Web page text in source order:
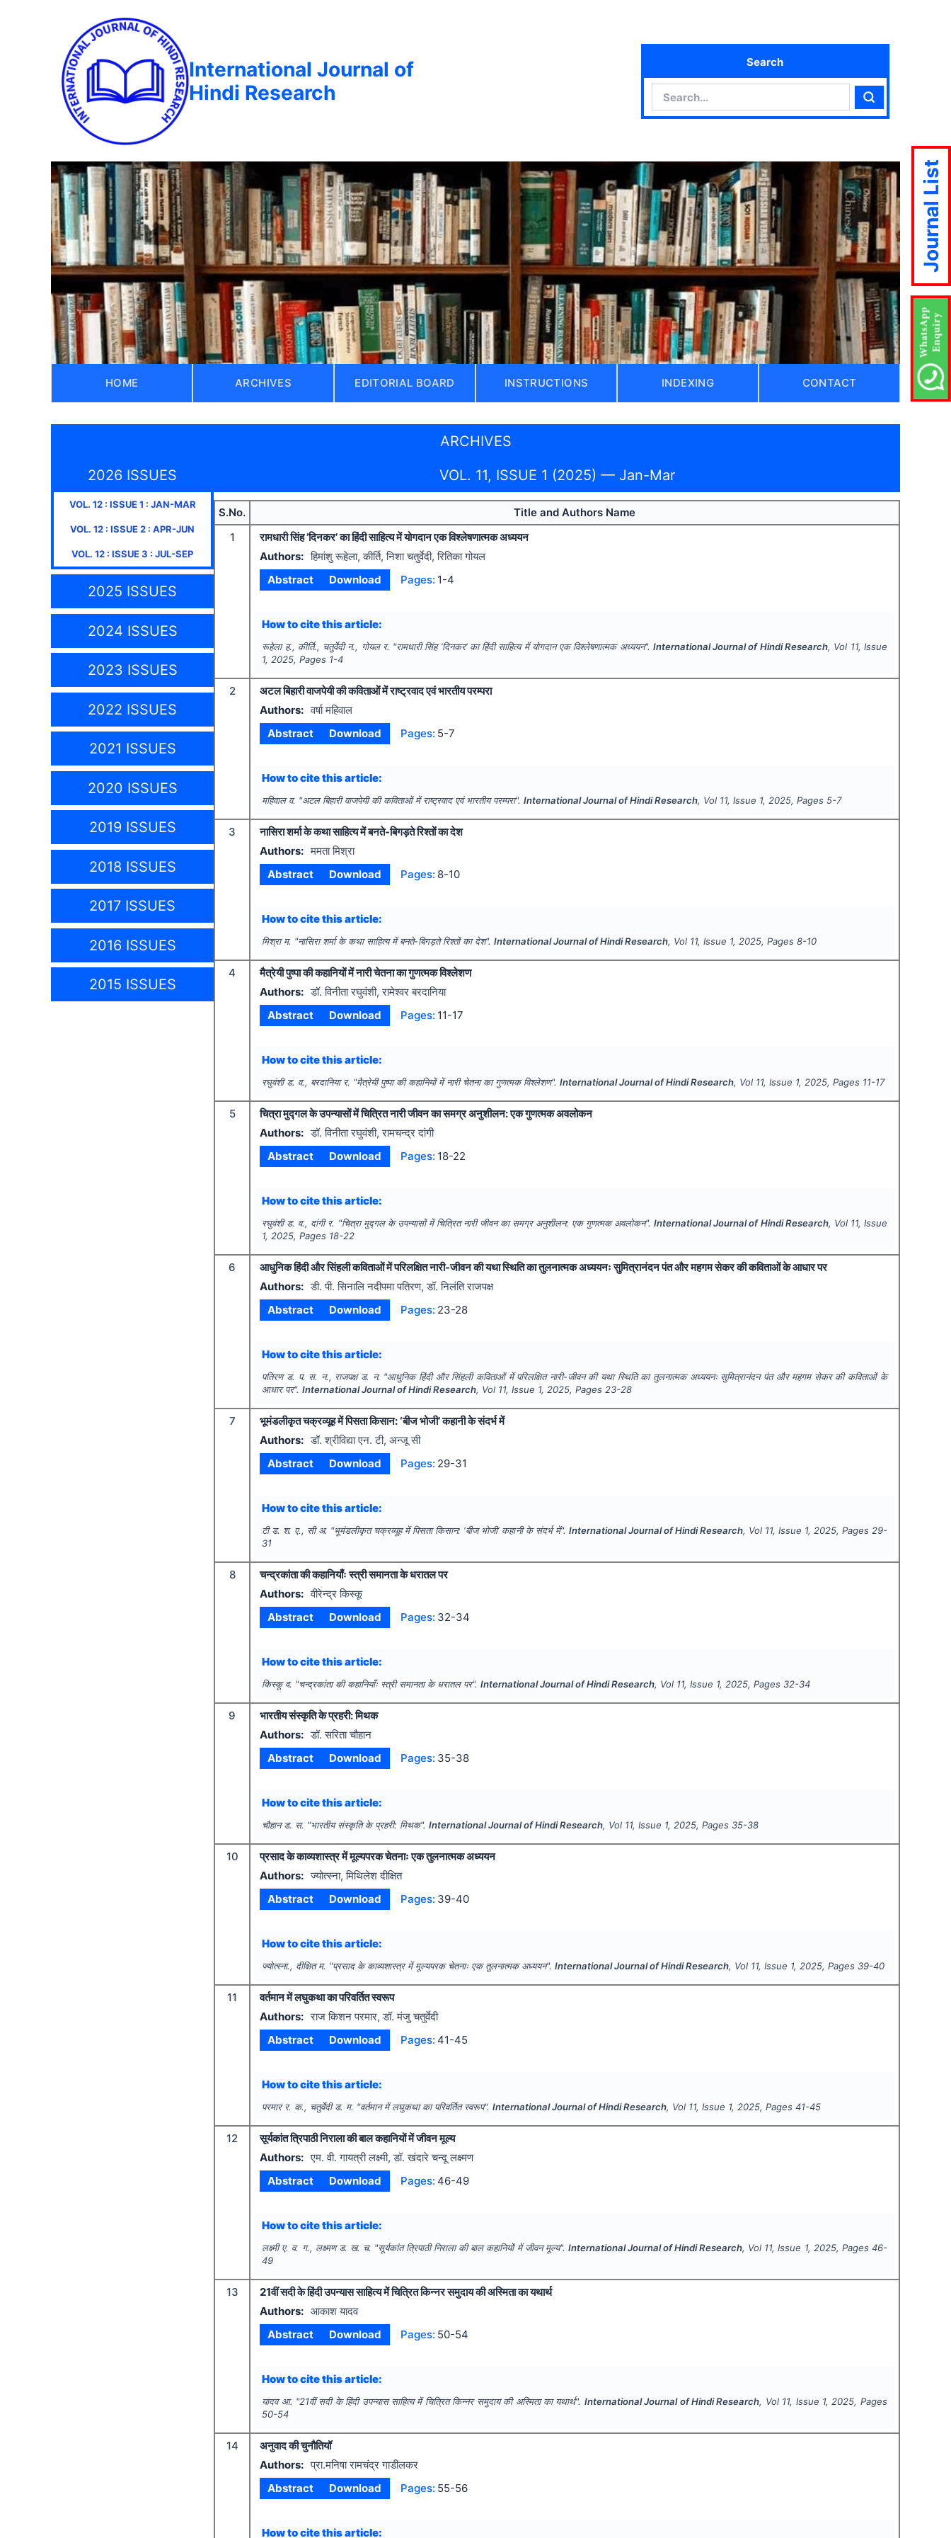
International Journal of
Hindi Research
Search
Search
HOME ARCHIVES EDITORIAL BOARD INSTRUCTIONS INDEXING CONTACT
ARCHIVES
2026 ISSUES
VOL. 12: ISSUE1 : JAN-MAR
VOL. 12 : ISSUE2 : APR-JUN
VOL. 12 : ISSUE3 : JUL-SEP
2025 ISSUES
2024 ISSUES
2023 ISSUES
2022 ISSUES
2021 ISSUES
2020 ISSUES
2019 ISSUES
2018 ISSUES
2017 ISSUES
2016 ISSUES
2015 ISSUES
VOL. 11, ISSUE 1 (2025) — Jan-Mar
S.No.
Title and Authors Name
1
रामधारी सिंह ’दिनकर’ का हिंदी साहित्य में योगदान एक विश्लेषणात्मक अध्ययन
Authors: हिमांशु रूहेला, कीर्ति, निशा चतुर्वेदी, रितिका गोयल
Abstract
Download Pages: 1-4
How to cite this article:
रूहेला ह., कीर्ति., चतुर्वेदी न., गोयल र. "रामधारी सिंह ’दिनकर’ का हिंदी साहित्य में योगदान एक विश्लेषणात्मक अध्ययन". International Journal of Hindi Research, Vol 11, Issue
1,2025, Pages 1-4
2
अटल बिहारी वाजपेयी की कविताओं में राष्ट्रवाद एवं भारतीय परम्परा
Authors: वर्षा महिवाल
Abstract
Download Pages: 5-7
How to cite this article:
महिवाल व. "अटल बिहारी वाजपेयी की कविताओं में राष्ट्रवाद एवं भारतीय परम्परा".International Journal of Hindi Research, Vol 11, Issue 1,2025, Pages 5-7
3
नासिरा शर्मा के कथा साहित्य में बनते-बिगड़ते रिश्तों का देश
Authors: ममता मिश्रा
Abstract
Download Pages: 8-10
How to cite this article:
मिश्रा म. "नासिरा शर्मा के कथा साहित्य में बनते-बिगड़ते रिश्तों का देश".International Journal of Hindi Research, Vol 11, Issue 1,2025, Pages 8-10
4
मैत्रेयी पुष्पा की कहानियों में नारी चेतना का गुणत्मक विश्लेशण
Authors: डॉ. विनीता रघुवंशी, रामेश्वर बरदानिया
Abstract
Download Pages: 11-17
How to cite this article:
रघुवंशी ड. व., बरदानिया र. "मैत्रेयी पुष्पा की कहानियों में नारी चेतना का गुणत्मक विश्लेशण".International Journal of Hindi Research, Vol 11, Issue 1,2025, Pages 11-17
5
चित्रा मुद्गल के उपन्यासों में चित्रित नारी जीवन का समग्र अनुशीलन: एक गुणत्मक अवलोकन
Authors: डॉ. विनीता रघुवंशी, रामचन्द्र दांगी
Abstract
Download Pages: 18-22
How to cite this article:
रघुवंशी ड. व., दांगी र. "चित्रा मुद्गल के उपन्यासों में चित्रित नारी जीवन का समग्र अनुशीलन: एक गुणत्मक अवलोकन".International Journal of Hindi Research, Vol 11, Issue
1,2025, Pages 18-22
6
आधुनिक हिंदी और सिंहली कविताओं में परिलक्षित नारी-जीवन की यथा स्थिति का तुलनात्मक अध्ययनः सुमित्रानंदन पंत और महगम सेकर की कविताओं के आधार पर
Authors: डी. पी. सिनालि नदीपमा पतिरण, डॉ. निलंति राजपक्ष
Abstract
Download Pages: 23-28
How to cite this article:
पतिरण ड. प. स. न., राजपक्ष ड. न. "आधुनिक हिंदी और सिंहली कविताओं में परिलक्षित नारी-जीवन की यथा स्थिति का तुलनात्मक अध्ययनः सुमित्रानंदन पंत और महगम सेकर की कविताओं के
आधार पर".International Journal of Hindi Research, Vol 11, Issue 1,2025, Pages 23-28
7
भूमंडलीकृत चक्रव्यूह में पिसता किसान: ‘बीज भोजी’ कहानी के संदर्भ में
Authors: डॉ. श्रीविद्या एन. टी, अन्जू सी
Abstract
Download Pages: 29-31
How to cite this article:
टी ड. श. ए., सी अ. "भूमंडलीकृत चक्रव्यूह में पिसता किसान: ‘बीज भोजी’ कहानी के संदर्भ में". International Journal of Hindi Research, Vol 11, Issue 1, 2025, Pages 29-
31
8
चन्द्रकांता की कहानियाँः स्त्री समानता के धरातल पर
Authors: वीरेन्द्र किस्कू
Abstract
Download Pages: 32-34
How to cite this article:
किस्कू व. "चन्द्रकांता की कहानियाँः स्त्री समानता के धरातल पर".International Journal of Hindi Research, Vol 11, Issue 1,2025, Pages 32-34
9
भारतीय संस्कृति के प्रहरी: मिथक
Authors: डॉ. सरिता चौहान
Abstract
Download Pages: 35-38
How to cite this article:
चौहान ड. स. "भारतीय संस्कृति के प्रहरी: मिथक".International Journal of Hindi Research, Vol 11, Issue 1,2025, Pages 35-38
10
प्रसाद के काव्यशास्त्र में मूल्यपरक चेतनाः एक तुलनात्मक अध्ययन
Authors: ज्योत्स्ना, मिथिलेश दीक्षित
Abstract
Download Pages: 39-40
How to cite this article:
ज्योत्स्ना., दीक्षित म. "प्रसाद के काव्यशास्त्र में मूल्यपरक चेतनाः एक तुलनात्मक अध्ययन".International Journal of Hindi Research, Vol 11, Issue 1,2025, Pages 39-40
11
वर्तमान में लघुकथा का परिवर्तित स्वरूप
Authors: राज किशन परमार, डॉ. मंजु चतुर्वेदी
Abstract
Download Pages: 41-45
How to cite this article:
परमार र. क., चतुर्वेदी ड. म. "वर्तमान में लघुकथा का परिवर्तित स्वरूप".International Journal of Hindi Research, Vol 11, Issue 1,2025, Pages 41-45
12
सूर्यकांत त्रिपाठी निराला की बाल कहानियों में जीवन मूल्य
Authors: एम. वी. गायत्री लक्ष्मी, डॉ. खंदारे चन्दू लक्ष्मण
Abstract
Download Pages: 46-49
How to cite this article:
लक्ष्मी ए. व. ग., लक्ष्मण ड. ख. च. "सूर्यकांत त्रिपाठी निराला की बाल कहानियों में जीवन मूल्य". International Journal of Hindi Research, Vol 11, Issue 1, 2025, Pages 46-
49
13
21वीं सदी के हिंदी उपन्यास साहित्य में चित्रित किन्नर समुदाय की अस्मिता का यथार्थ
Authors: आकाश यादव
Abstract
Download Pages: 50-54
How to cite this article:
यादव आ. "21वीं सदी के हिंदी उपन्यास साहित्य में चित्रित किन्नर समुदाय की अस्मिता का यथार्थ". International Journal of Hindi Research, Vol 11, Issue 1,2025, Pages
50-54
14
अनुवाद की चुनौतियॉ
Authors: प्रा.मनिषा रामचंद्र गाडीलकर
Abstract
Download Pages: 55-56
How to cite this article:
Journal List